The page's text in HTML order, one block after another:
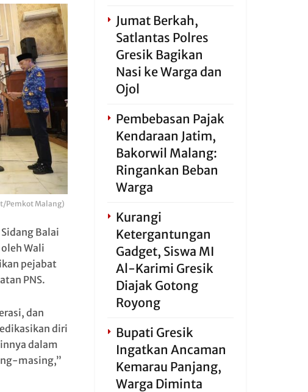
Pemkot Malang)
Balai
Wali
pejabat
PNS.
dan
diri
dalam
masing,”
Jumat Berkah,
Satlantas Polres
Gresik Bagikan
Nasi ke Warga dan
Ojol
Pembebasan Pajak
Kendaraan Jatim,
Bakorwil Malang:
Ringankan Beban
Warga
Kurangi
Ketergantungan
Gadget, Siswa MI
Al-Karimi Gresik
Diajak Gotong
Royong
Bupati Gresik
Ingatkan Ancaman
Kemarau Panjang,
Warga Diminta